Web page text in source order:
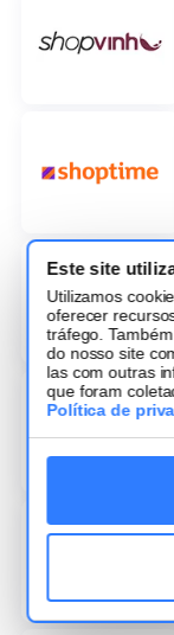
Este site
Utilizamos
oferecer
tráfego.
do nosso site
las com outras
que foram
Política de